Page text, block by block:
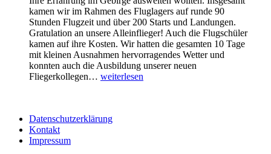
kamen wir im Rahmen des Fluglagers auf runde 90
Stunden Flugzeit und über 200 Starts und Landungen.
Gratulation an unsere Alleinflieger! Auch die Flugschüler
kamen auf ihre Kosten. Wir hatten die gesamten 10 Tage
mit kleinen Ausnahmen hervorragendes Wetter und
konnten auch die Ausbildung unserer neuen
Fliegerkollegen… Fluglager
im
weiterlesen
Datenschutzerklärung
Kontakt
Impressum